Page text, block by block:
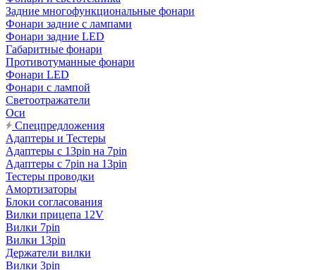
Задние многофункциональные фонари
Фонари задние с лампами
Фонари задние LED
Габаритные фонари
Противотуманные фонари
Фонари LED
Фонари с лампой
Светоотражатели
Оси
Спецпредложения
Адаптеры и Тестеры
Адаптеры с 13pin на 7pin
Адаптеры с 7pin на 13pin
Тестеры проводки
Амортизаторы
Блоки согласования
Вилки прицепа 12V
Вилки 7pin
Вилки 13pin
Держатели вилки
Вилки 3pin